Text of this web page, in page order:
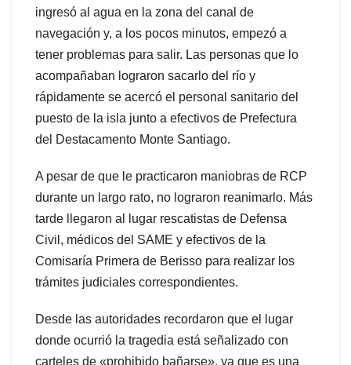
ingresó al agua en la zona del canal de
navegación y, a los pocos minutos, empezó a
tener problemas para salir. Las personas que lo
acompañaban lograron sacarlo del río y
rápidamente se acercó el personal sanitario del
puesto de la isla junto a efectivos de Prefectura
del Destacamento Monte Santiago.
A pesar de que le practicaron maniobras de RCP
durante un largo rato, no lograron reanimarlo. Más
tarde llegaron al lugar rescatistas de Defensa
Civil, médicos del SAME y efectivos de la
Comisaría Primera de Berisso para realizar los
trámites judiciales correspondientes.
Desde las autoridades recordaron que el lugar
donde ocurrió la tragedia está señalizado con
carteles de «prohibido bañarse», ya que es una